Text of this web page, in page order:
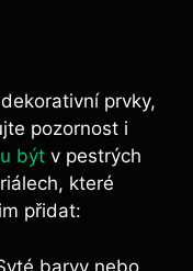
prvky,
pozornost ⁣i
být ⁤ v pestrých
které
přidat:
barvy nebo